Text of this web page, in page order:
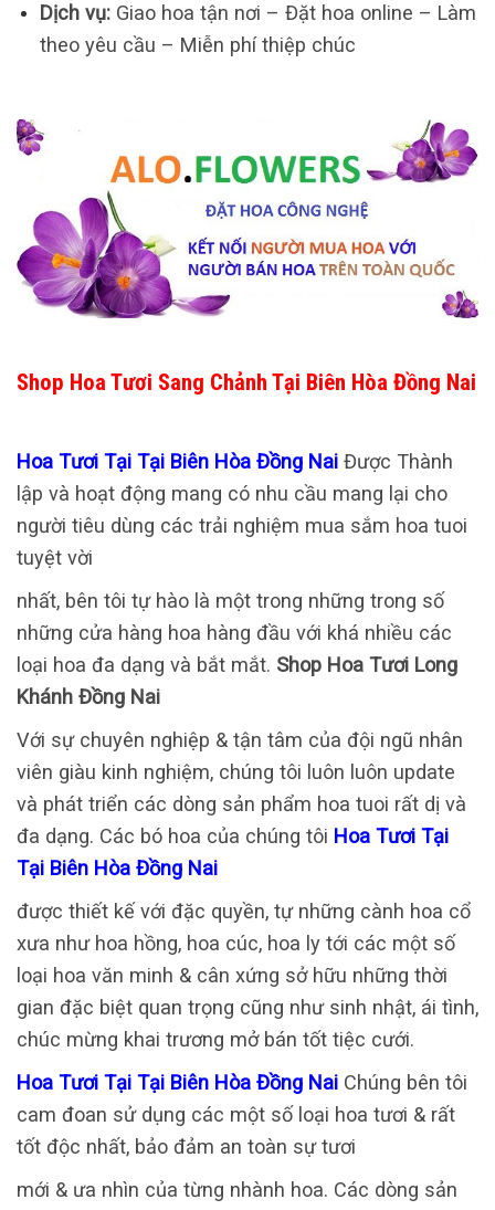
Dịch vụ:Giao hoa tận nơi – Đặt hoa online – Làm
theo yêu cầu – Miễn phí thiệp chúc
Shop Hoa Tươi Sang Chảnh Tại Biên Hòa Đồng Nai
Hoa Tươi Tại Tại Biên Hòa Đồng Nai Được Thành
lập và hoạt động mang có nhu cầu mang lại cho
người tiêu dùng các trải nghiệm mua sắm hoa tuoi
tuyệt vời
nhất, bên tôi tự hào là một trong những trong số
những cửa hàng hoa hàng đầu với khá nhiều các
loại hoa đa dạng và bắt mắt. Shop Hoa Tươi Long
Khánh Đồng Nai
Với sự chuyên nghiệp & tận tâm của đội ngũ nhân
viên giàu kinh nghiệm, chúng tôi luôn luôn update
và phát triển các dòng sản phẩm hoa tuoi rất dị và
đa dạng. Các bó hoa của chúng tôi Hoa Tươi Tại
Tại Biên Hòa Đồng Nai
được thiết kế với đặc quyền, tự những cành hoa cổ
xưa như hoa hồng, hoa cúc, hoa ly tới các một số
loại hoa văn minh & cân xứng sở hữu những thời
gian đặc biệt quan trọng cũng như sinh nhật, ái tình,
chúc mừng khai trương mở bán tốt tiệc cưới.
Hoa Tươi Tại Tại Biên Hòa Đồng Nai Chúng bên tôi
cam đoan sử dụng các một số loại hoa tươi & rất
tốt độc nhất, bảo đảm an toàn sự tươi
mới & ưa nhìn của từng nhành hoa. Các dòng sản